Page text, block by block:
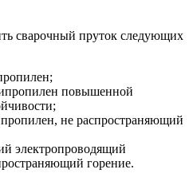
сварочный пруток следующих
повышенной
не распространяющий
электропроводящий
горение.